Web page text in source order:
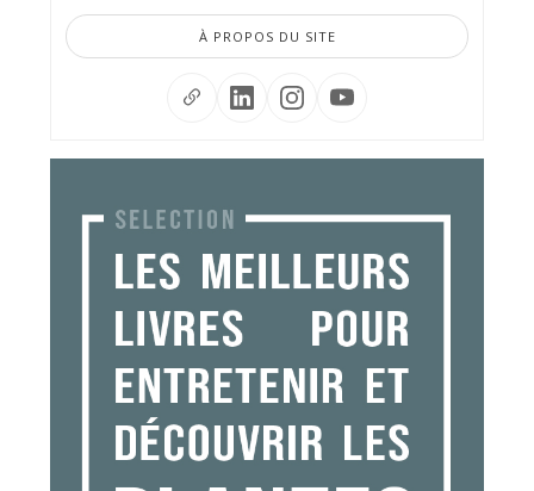
À PROPOS DU SITE